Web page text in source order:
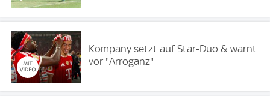
Kompany setzt auf Star-Duo & warnt
vor "Arroganz"